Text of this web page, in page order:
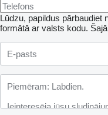
Lūdzu, papildus pārbaudiet
formātā ar valsts kodu.